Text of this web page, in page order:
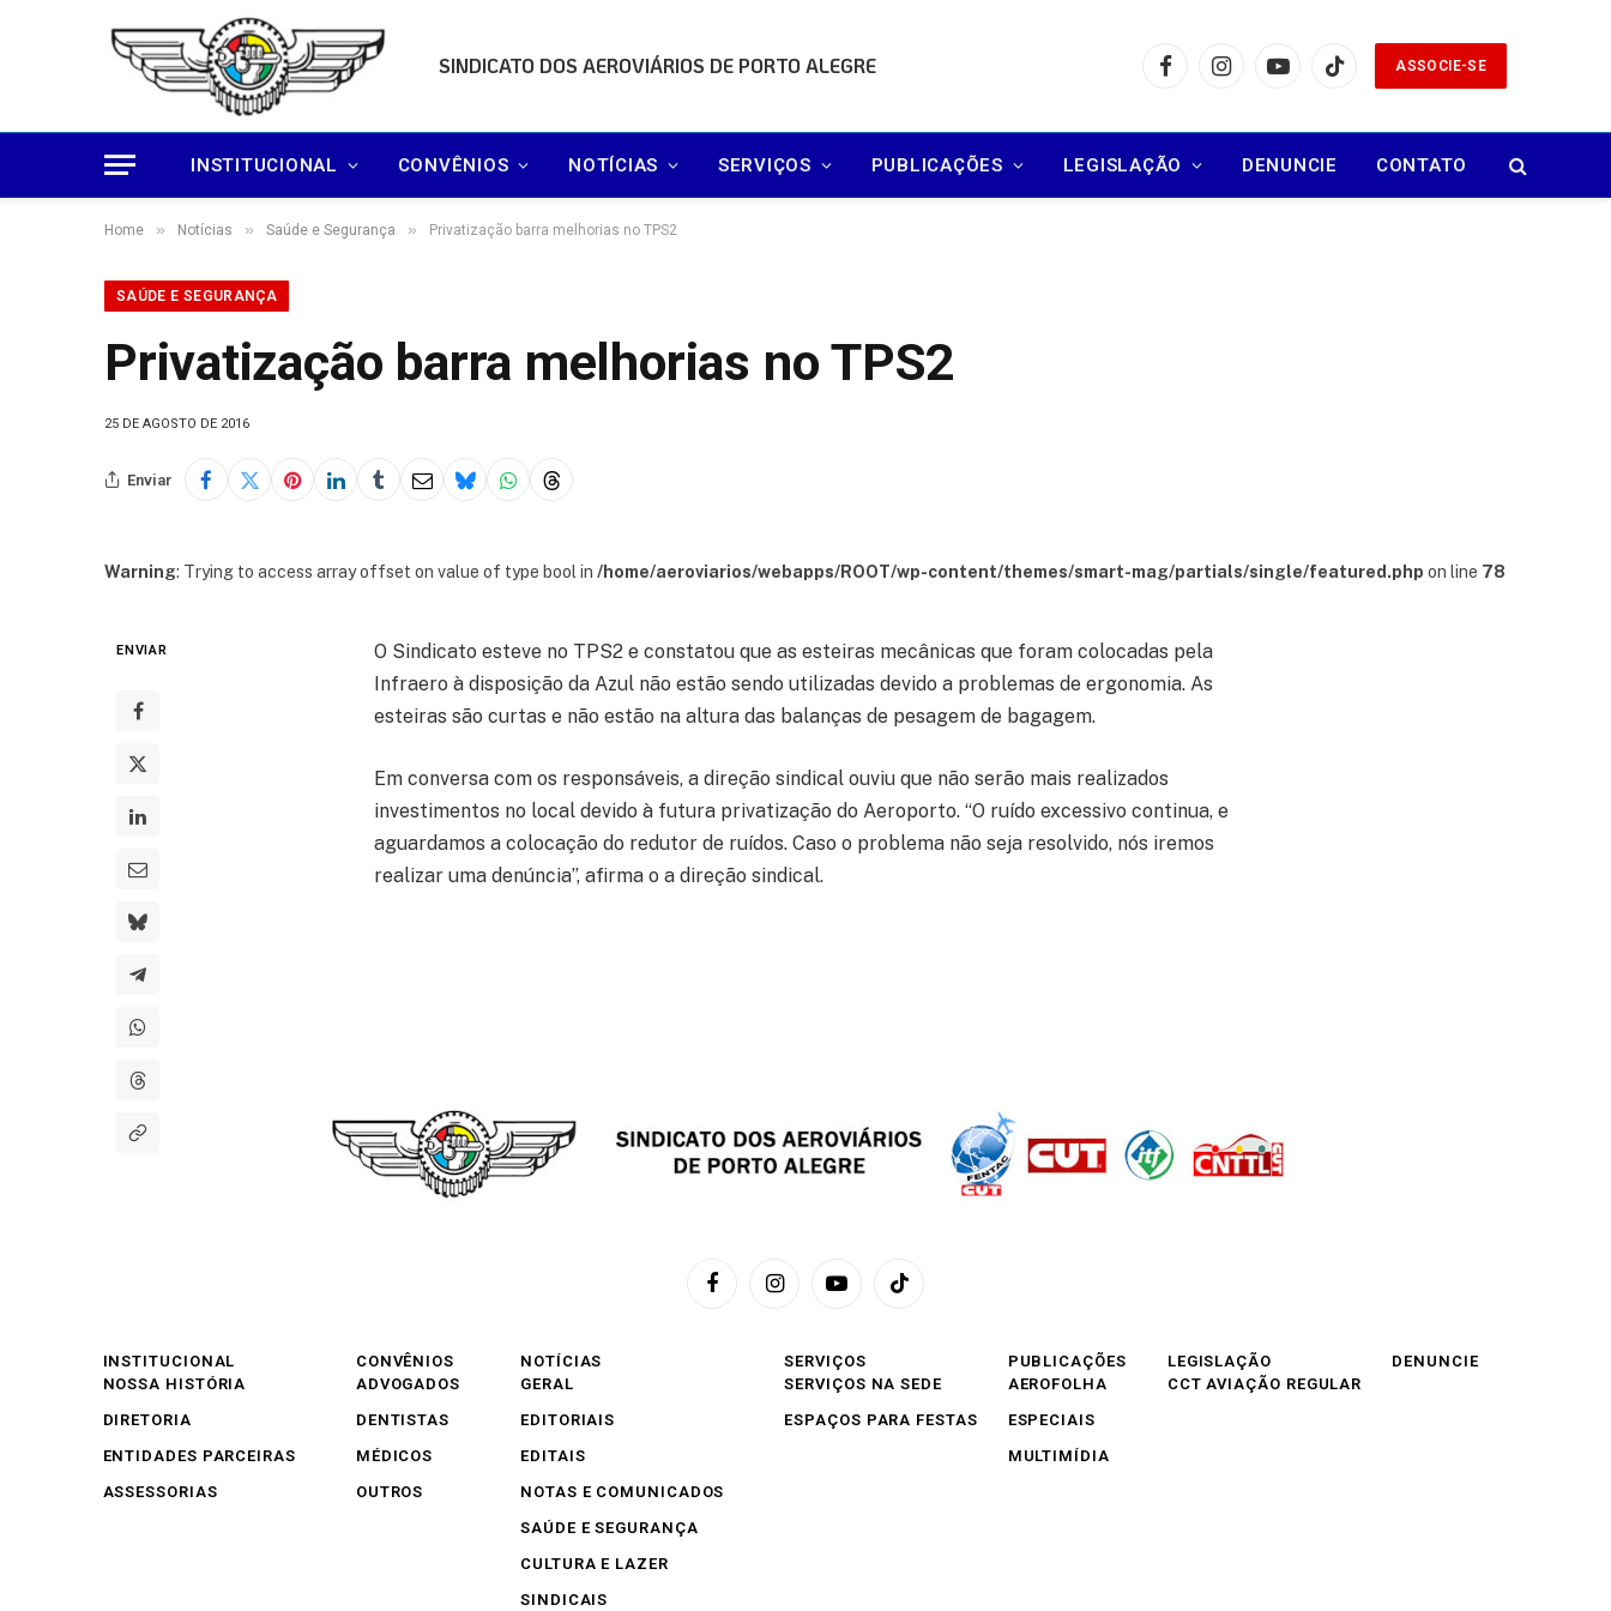
SINDICATO DOS AEROVIÁRIOS DE PORTO ALEGRE FacebookInstagramYouTubeTikTok
ASSOCIE-SE
INSTITUCIONAL CONVÊNIOS NOTÍCIAS SERVIÇOS PUBLICAÇÕES LEGISLAÇÃO DENUNCIE CONTATO
Home » Notícias » Saúde e Segurança » Privatização barra melhorias no TPS2
SAÚDE E SEGURANÇA
Privatização barra melhorias no TPS2
25 DE AGOSTO DE 2016
Enviar
Warning: Trying to access array offset on value of type bool in /home/aeroviarios/webapps/ROOT/wp-content/themes/smart-mag/partials/single/featured.php on line 78
ENVIAR
O Sindicato esteve no TPS2 e constatou que as esteiras mecânicas que foram colocadas pela
Infraero à disposição da Azul não estão sendo utilizadas devido a problemas de ergonomia. As
esteiras são curtas e não estão na altura das balanças de pesagem de bagagem.
Em conversa com os responsáveis, a direção sindical ouviu que não serão mais realizados
investimentos no local devido à futura privatização do Aeroporto. “O ruído excessivo continua, e
aguardamos a colocação do redutor de ruídos. Caso o problema não seja resolvido, nós iremos
realizar uma denúncia”, afirma o a direção sindical.
FacebookInstagramYouTubeTikTok
INSTITUCIONAL
NOSSA HISTÓRIA
DIRETORIA
ENTIDADES PARCEIRAS
ASSESSORIAS
CONVÊNIOS
ADVOGADOS
DENTISTAS
MÉDICOS
OUTROS
NOTÍCIAS
GERAL
EDITORIAIS
EDITAIS
NOTAS E COMUNICADOS
SAÚDE E SEGURANÇA
CULTURA E LAZER
SINDICAIS
SERVIÇOS
SERVIÇOS NA SEDE
ESPAÇOS PARA FESTAS
PUBLICAÇÕES
AEROFOLHA
ESPECIAIS
MULTIMÍDIA
LEGISLAÇÃO
CCT AVIAÇÃO REGULAR
DENUNCIE